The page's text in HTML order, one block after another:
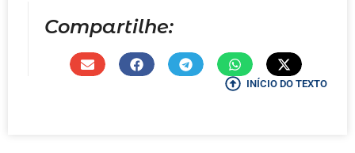
Compartilhe:
INÍCIO DO TEXTO